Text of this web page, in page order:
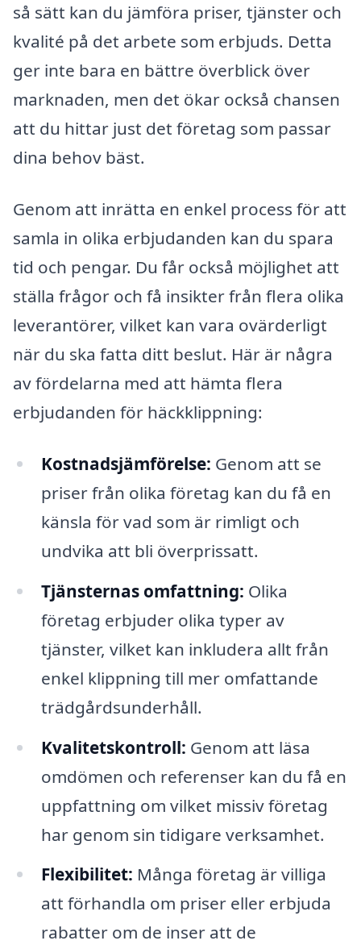
så sätt kan du jämföra priser, tjänster och
kvalité på det arbete som erbjuds. Detta
ger inte bara en bättre överblick över
marknaden, men det ökar också chansen
att du hittar just det företag som passar
dina behov bäst.
Genom att inrätta en enkel process för att
samla in olika erbjudanden kan du spara
tid och pengar. Du får också möjlighet att
ställa frågor och få insikter från flera olika
leverantörer, vilket kan vara ovärderligt
när du ska fatta ditt beslut. Här är några
av fördelarna med att hämta flera
erbjudanden för häckklippning:
Kostnadsjämförelse: Genom att se
priser från olika företag kan du få en
känsla för vad som är rimligt och
undvika att bli överprissatt.
Tjänsternas omfattning: Olika
företag erbjuder olika typer av
tjänster, vilket kan inkludera allt från
enkel klippning till mer omfattande
trädgårdsunderhåll.
Kvalitetskontroll: Genom att läsa
omdömen och referenser kan du få en
uppfattning om vilket missiv företag
har genom sin tidigare verksamhet.
Flexibilitet: Många företag är villiga
att förhandla om priser eller erbjuda
rabatter om de inser att de